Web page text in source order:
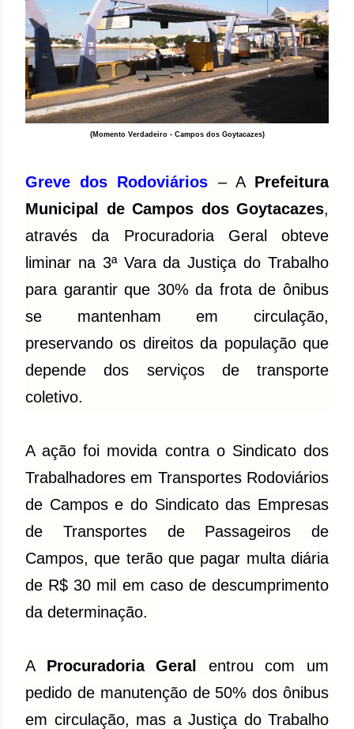
(Momento Verdadeiro - Campos dos Goytacazes)
Greve dos Rodoviários – A Prefeitura
Municipal de Campos dos Goytacazes,
através da Procuradoria Geral obteve
liminar na 3ª Vara da Justiça do Trabalho
para garantir que 30% da frota de ônibus
se mantenham em circulação,
preservando os direitos da população que
depende dos serviços de transporte
coletivo.
A ação foi movida contra o Sindicato dos
Trabalhadores em Transportes Rodoviários
de Campos e do Sindicato das Empresas
de Transportes de Passageiros de
Campos, que terão que pagar multa diária
de R$ 30 mil em caso de descumprimento
da determinação.
A Procuradoria Geral entrou com um
pedido de manutenção de 50% dos ônibus
em circulação, mas a Justiça do Trabalho